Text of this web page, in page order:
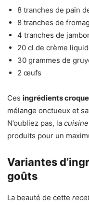
8 tranches de pain
8 tranches de
4 tranches de
20 cl de crème
30 grammes de
2 œufs
Ces ingrédients
mélange onctueux et
N’oubliez pas, la
produits pour un
Variantes
goûts
La beauté de cette